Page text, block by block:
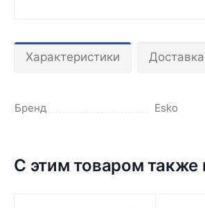
Характеристики Доставка
Бренд Esko
С этим товаром также